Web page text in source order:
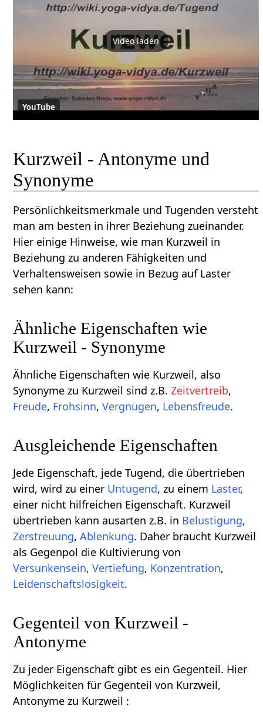
Video laden
YouTube
Kurzweil - Antonyme und
Synonyme
Persönlichkeitsmerkmale und Tugenden versteht
man am besten in ihrer Beziehung zueinander.
Hier einige Hinweise, wie man Kurzweil in
Beziehung zu anderen Fähigkeiten und
Verhaltensweisen sowie in Bezug auf Laster
sehen kann:
Ähnliche Eigenschaften wie
Kurzweil - Synonyme
Ähnliche Eigenschaften wie Kurzweil, also
Synonyme zu Kurzweil sind z.B.Zeitvertreib,
Freude, Frohsinn,Vergnügen, Lebensfreude.
Ausgleichende Eigenschaften
Jede Eigenschaft, jede Tugend, die übertrieben
wird, wird zu einer Untugend, zu einem Laster,
einer nicht hilfreichen Eigenschaft. Kurzweil
übertrieben kann ausarten z.B. in Belustigung,
Zerstreuung,Ablenkung. Daher braucht Kurzweil
als Gegenpol die Kultivierung von
Versunkensein,Vertiefung, Konzentration,
Leidenschaftslosigkeit.
Gegenteil von Kurzweil -
Antonyme
Zu jeder Eigenschaft gibt es ein Gegenteil. Hier
Möglichkeiten für Gegenteil von Kurzweil,
Antonyme zu Kurzweil :